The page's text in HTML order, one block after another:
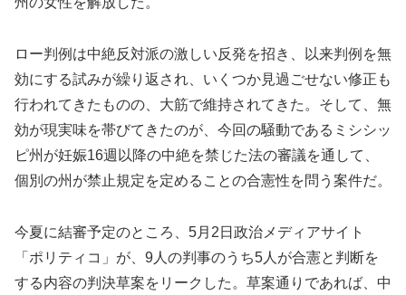
ロー判例は中絶反対派の激しい反発を招き、以来判例を無
効にする試みが繰り返され、いくつか見過ごせない修正も
行われてきたものの、大筋で維持されてきた。そして、無
効が現実味を帯びてきたのが、今回の騒動であるミシシッ
ピ州が妊娠16週以降の中絶を禁じた法の審議を通して、
個別の州が禁止規定を定めることの合憲性を問う案件だ。
今夏に結審予定のところ、5月2日政治メディアサイト
「ポリティコ」が、9人の判事のうち5人が合憲と判断を
する内容の判決草案をリークした。草案通りであれば、中